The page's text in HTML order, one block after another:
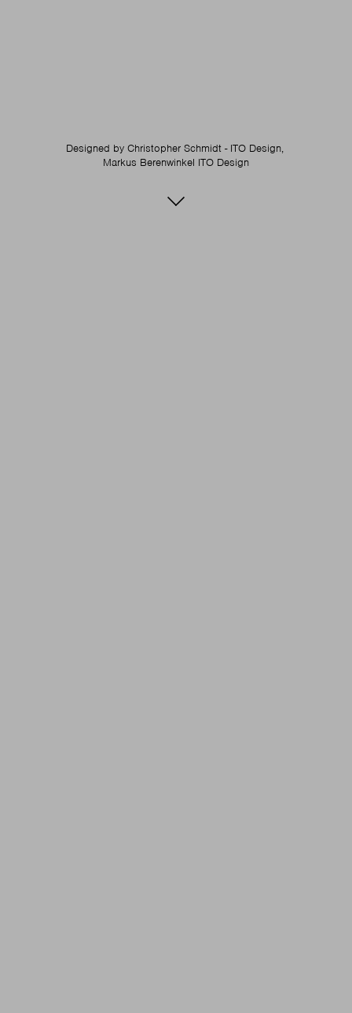
Designed by Christopher Schmidt - ITO Design,
Markus Berenwinkel ITO Design